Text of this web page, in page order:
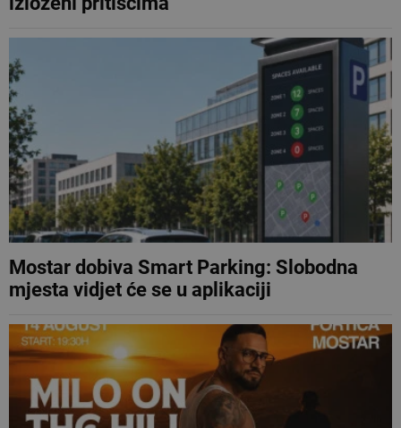
Mostar dobiva Smart Parking: Slobodna
mjesta vidjet će se u aplikaciji